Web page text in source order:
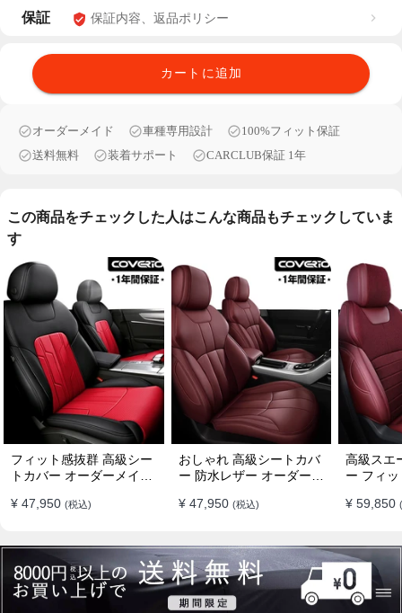
保証 保証内容、返品ポリシー
カートに追加
オーダーメイド 車種専用設計
100%フィット保証
送料無料
装着サポート CARCLUB保証 1年
この商品をチェックした人はこんな商品もチェックしていま
す
フィット感抜群 高級シー
トカバー オーダーメイド
全席セット
¥ 47,950 (税込)
おしゃれ 高級シートカバ
ー 防水レザー オーダーメ
全席セット
¥ 47,950 (税込)
高級スエ
ー フィ
全席セッ
¥ 59,850